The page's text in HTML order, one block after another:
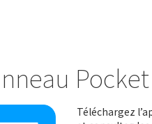
Pocket
Téléchargez